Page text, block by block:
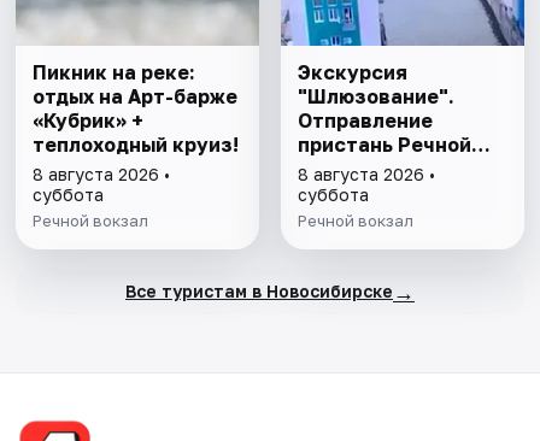
Пикник на реке:
отдых на Арт-барже
«Кубрик» +
теплоходный круиз!
8 августа 2026 •
суббота
Речной вокзал
Экскурсия
"Шлюзование".
Отправление
пристань Речной
вокзал- Прибытие
пристань Речной
вокзал с питанием
8 августа 2026 •
суббота
Речной вокзал
Все туристам в Новосибирске →